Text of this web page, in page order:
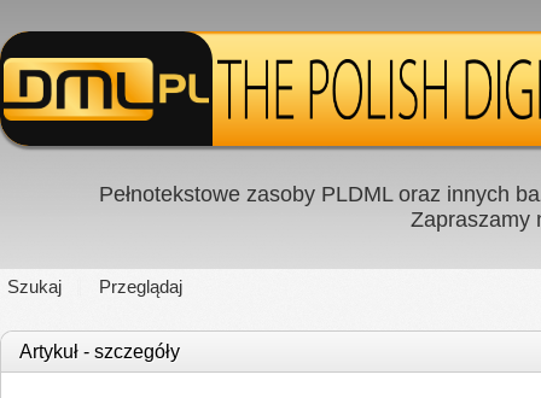
Pełnotekstowe zasoby PLDML oraz innych
Zapraszamy
Szukaj Przeglądaj
Artykuł - szczegóły